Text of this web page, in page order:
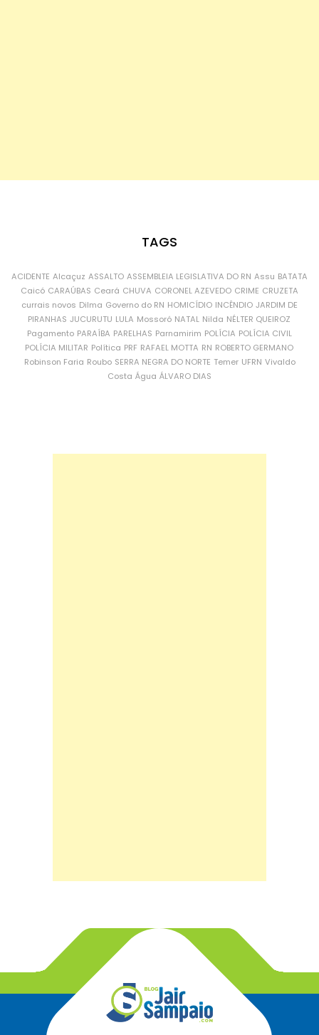
TAGS
ACIDENTE Alcaçuz ASSALTO ASSEMBLEIA LEGISLATIVA DO RN Assu BATATA
Caicó CARAÚBAS Ceará CHUVA CORONEL AZEVEDO CRIME CRUZETA
currais novos Dilma Governo do RN HOMICÍDIO INCÊNDIO JARDIM DE
PIRANHAS JUCURUTU LULA Mossoró NATAL Nilda NÉLTER QUEIROZ
Pagamento PARAÍBA PARELHAS Parnamirim POLÍCIA POLÍCIA CIVIL
POLÍCIA MILITAR Política PRF RAFAEL MOTTA RN ROBERTO GERMANO
Robinson Faria Roubo SERRA NEGRA DO NORTE Temer UFRN Vivaldo
Costa Água ÁLVARO DIAS